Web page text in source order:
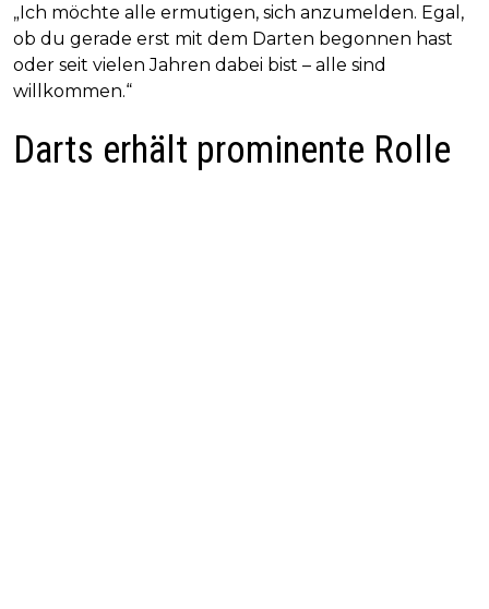
„Ich möchte alle ermutigen, sich anzumelden. Egal,
ob du gerade erst mit dem Darten begonnen hast
oder seit vielen Jahren dabei bist – alle sind
willkommen.“
Darts erhält prominente Rolle